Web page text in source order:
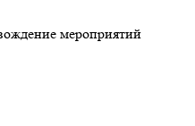
мероприятий